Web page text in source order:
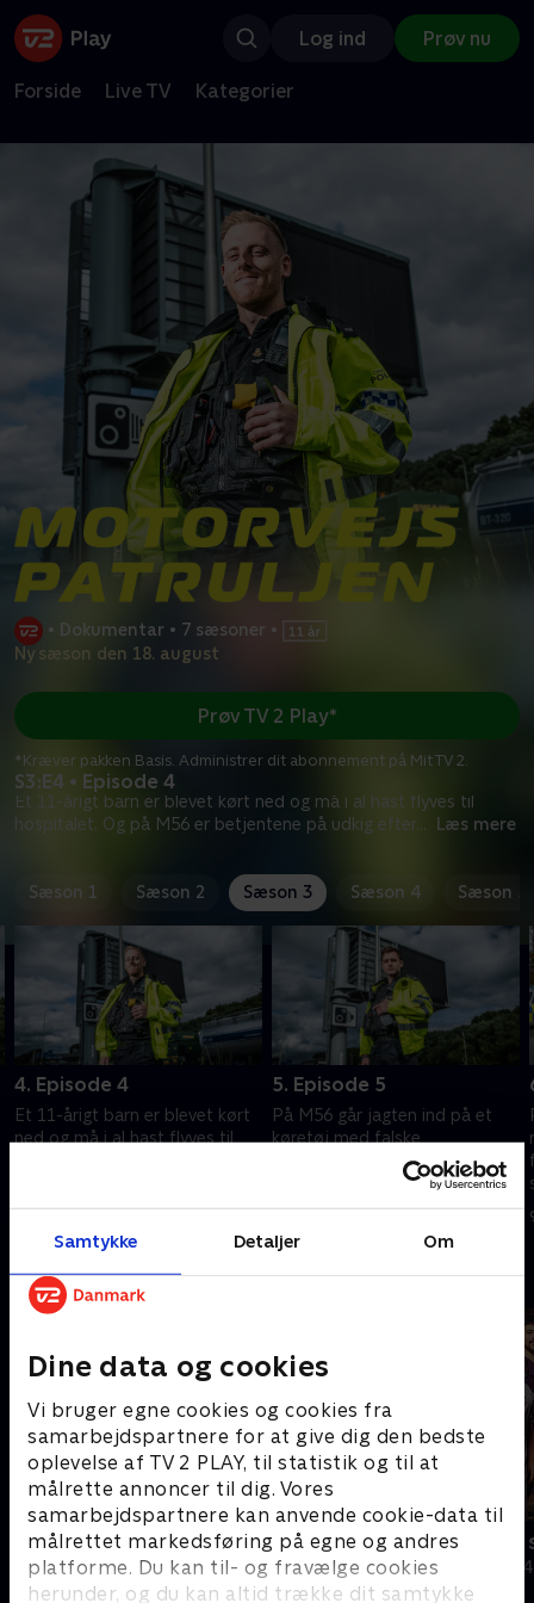
Samtykke Detaljer Om
Dine data og cookies
Vi bruger egne cookies og cookies fra
samarbejdspartnere for at give dig den bedste
oplevelse af TV 2 PLAY, til statistik og til at
målrette annoncer til dig. Vores
samarbejdspartnere kan anvende cookie-data til
målrettet markedsføring på egne og andres
platforme. Du kan til- og fravælge cookies
herunder, og du kan altid trække dit samtykke
Log ind Prøv nu
Forside Live TV Kategorier
• Dokumentar • 7 sæsoner •
Ny sæson den 18. august
S3:E4 • Episode 4
Et 11-årigt barn er blevet kørt ned og må i al hast flyves til
hospitalet. Og på M56 er betjentene på udkig efter... Læs mere
Prøv TV 2 Play*
*Kræver pakken Basis. Administrer dit abonnement på Mit TV 2.
Sæson 1 Sæson 2 Sæson 3 Sæson 4 Sæson 5
4. Episode 4
Et 11-årigt barn er blevet kørt
ned og må i al hast flyves til
bilist, der ikke har betalt sine
5. Episode 5
På M56 går jagten ind på et
køretøj med falske
nummerplader. Sandheden bag
forfalskningen overrasker dog
betjentene temmelig meget.
Andre så også
Grænsepatruljen USA
Dokumentar • 2 sæsoner
24 timer på
Dokumentar •